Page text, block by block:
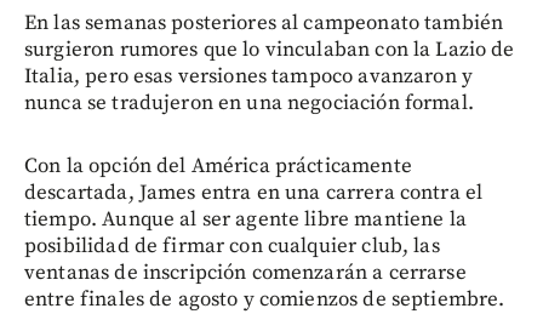
En las semanas posteriores al campeonato también
surgieron rumores que lo vinculaban con la Lazio de
Italia, pero esas versiones tampoco avanzaron y
nunca se tradujeron en una negociación formal.
Con la opción del América prácticamente
descartada, James entra en una carrera contra el
tiempo. Aunque al ser agente libre mantiene la
posibilidad de firmar con cualquier club, las
ventanas de inscripción comenzarán a cerrarse
entre finales de agosto y comienzos de septiembre.